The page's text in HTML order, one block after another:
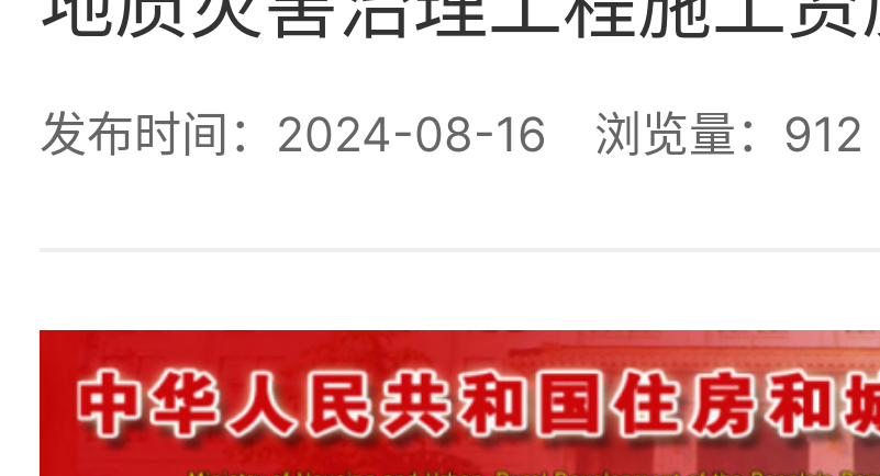
发布时间：2024-08-16 浏览量：912